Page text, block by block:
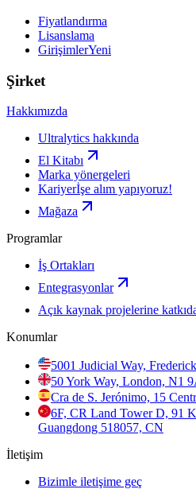
Fiyatlandırma
Lisanslama
GirişimlerYeni
Şirket
Hakkımızda
Ultralytics hakkında
El Kitabı
Marka yönergeleri
Kariyerİşe alım yapıyoruz!
Mağaza
Programlar
İş Ortakları
Entegrasyonlar
Açık kaynak projelerine
Konumlar
5001 Judicial Way,
50 York Way, London, N1
Cra de S. Jerónimo, 15
6F, CR Land Tower D, 91
Guangdong 518057, CN
İletişim
Bizimle iletişime geç